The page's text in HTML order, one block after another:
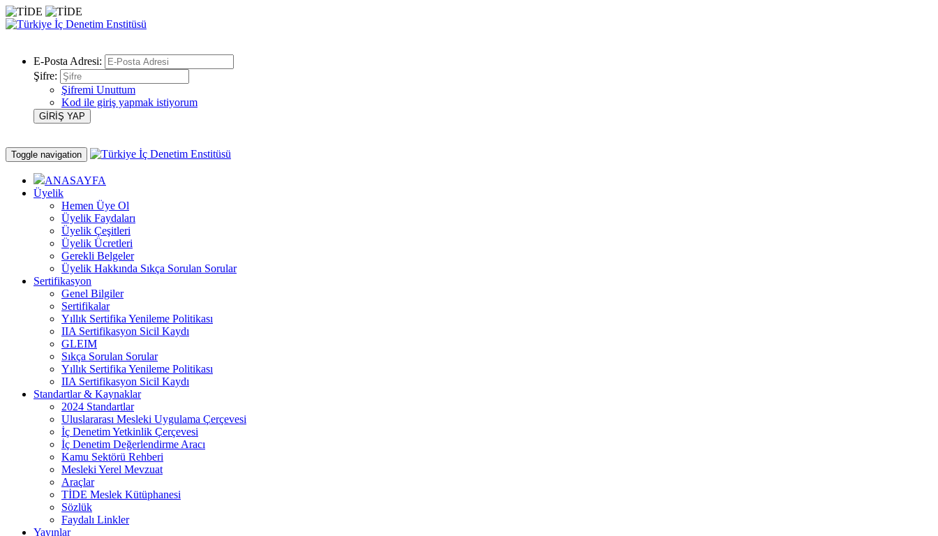
E-Posta Adresi:
Şifre:
Şifremi Unuttum
Kod ile giriş yapmak istiyorum
Toggle navigation
ANASAYFA
Üyelik
Hemen Üye Ol
Üyelik Faydaları
Üyelik Çeşitleri
Üyelik Ücretleri
Gerekli Belgeler
Üyelik Hakkında Sıkça Sorulan Sorular
Sertifikasyon
Genel Bilgiler
Sertifikalar
Yıllık Sertifika Yenileme Politikası
IIA Sertifikasyon Sicil Kaydı
GLEIM
Sıkça Sorulan Sorular
Yıllık Sertifika Yenileme Politikası
IIA Sertifikasyon Sicil Kaydı
Standartlar & Kaynaklar
2024 Standartlar
Uluslararası Mesleki Uygulama Çerçevesi
İç Denetim Yetkinlik Çerçevesi
İç Denetim Değerlendirme Aracı
Kamu Sektörü Rehberi
Mesleki Yerel Mevzuat
Araçlar
TİDE Meslek Kütüphanesi
Sözlük
Faydalı Linkler
Yayınlar